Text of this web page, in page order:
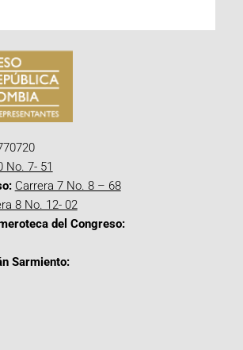
No. 7- 51
Carrera 7 No. 8 – 68
8 No. 12- 02
del Congreso:
Sarmiento: